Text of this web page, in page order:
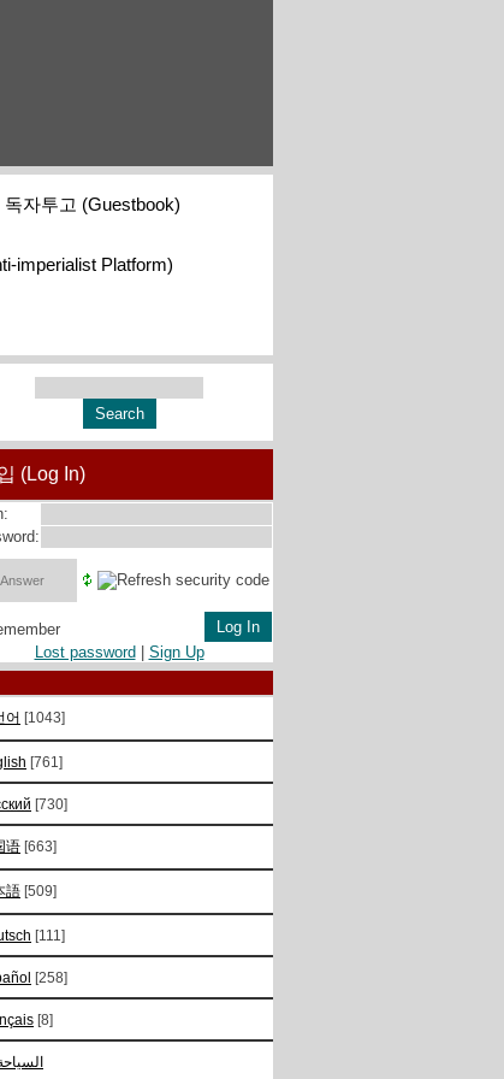
독자투고 (Guestbook)
imperialist Platform)
(Log In)
Lost password
Sign Up
어 [1043]
[761]
[730]
语 [663]
語 [509]
[111]
[258]
[8]